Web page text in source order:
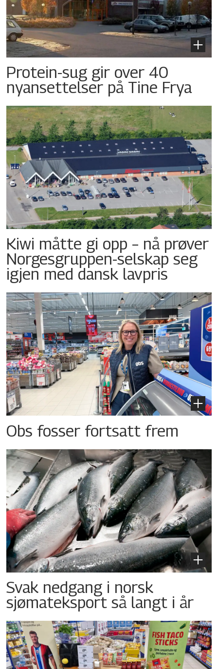
Protein-sug gir over 40
nyansettelser på Tine Frya
Kiwi måtte gi opp – nå prøver
Norgesgruppen-selskap seg
igjen med dansk lavpris
Obs fosser fortsatt frem
Svak nedgang i norsk
sjømateksport så langt i år